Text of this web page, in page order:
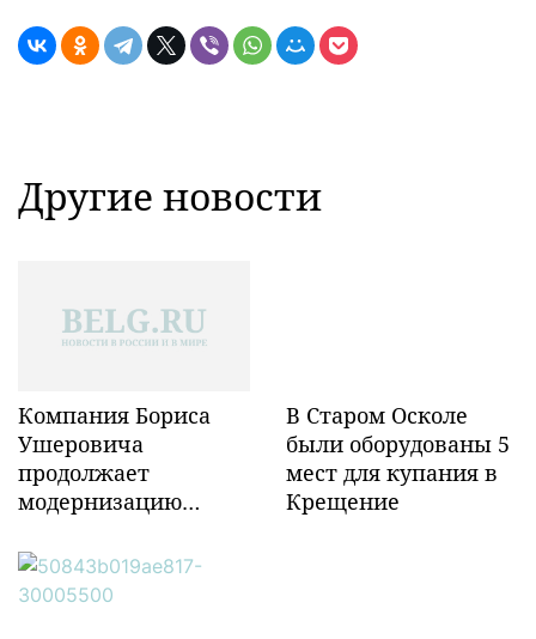
Другие новости
Компания Бориса
Ушеровича
продолжает
модернизацию
инфраструктуры в
Забайкалье
В Старом Осколе
были оборудованы 5
мест для купания в
Крещение